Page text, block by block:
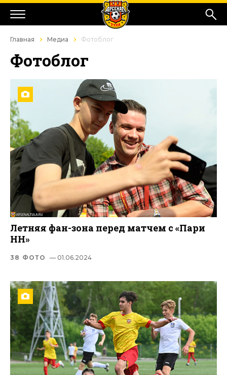
Главная Медиа Фотоблог
Фотоблог
Летняя фан-зона перед матчем с «Пари
НН»
38 ФОТО — 01.06.2024